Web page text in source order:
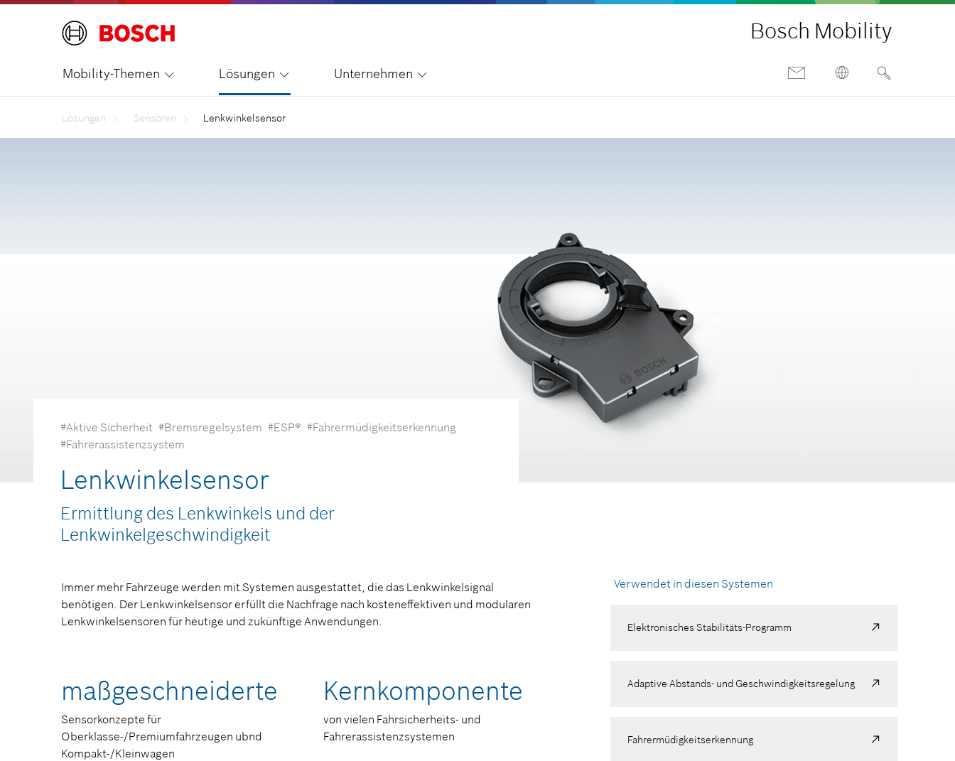
Bosch Mobility
Mobility-Themen Lösungen Unternehmen
Lösungen Sensoren Lenkwinkelsensor
#Aktive Sicherheit #Bremsregelsystem #ESP® #Fahrermüdigkeitserkennung
#Fahrerassistenzsystem
Lenkwinkelsensor
Ermittlung des Lenkwinkels und der
Lenkwinkelgeschwindigkeit
Immer mehr Fahrzeuge werden mit Systemen ausgestattet, die das Lenkwinkelsignal
benötigen. Der Lenkwinkelsensor erfüllt die Nachfrage nach kosteneffektiven und modularen
Lenkwinkelsensoren für heutige und zukünftige Anwendungen.
maßgeschneiderte
Sensorkonzepte für
Oberklasse-/Premiumfahrzeugen ubnd
Kompakt-/Kleinwagen
Kernkomponente
von vielen Fahrsicherheits- und
Fahrerassistenzsystemen
Verwendet in diesen Systemen
Elektronisches Stabilitäts-Programm
Adaptive Abstands- und Geschwindigkeitsregelung
Fahrermüdigkeitserkennung